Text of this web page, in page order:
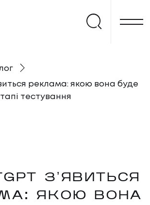
реклама: якою вона буде
тестування
ЗʼЯВИТЬСЯ
ЯКОЮ ВОНА